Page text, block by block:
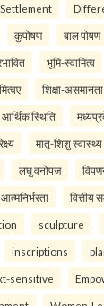
Settlement
कुपोषण बाल पोषण
भूमि-स्वामित्व
शिक्षा-असमानता
आर्थिक स्थिति
मातृ-शिशु स्वास्थ्य
लघु वनोपज
आत्मनिर्भरता वित्तीय
sculpture
inscriptions
sensitive